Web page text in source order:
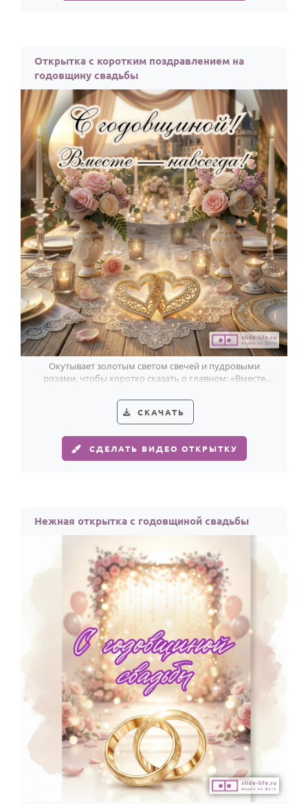
Открытка с коротким поздравлением на
годовщину свадьбы
Окутывает золотым светом свечей и пудровыми
розами, чтобы коротко сказать о главном: «Вместе
СКАЧАТЬ
СДЕЛАТЬ ВИДЕО ОТКРЫТКУ
Нежная открытка с годовщиной свадьбы